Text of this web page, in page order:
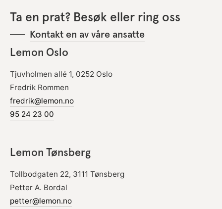
Ta en prat? Besøk eller ring oss
Kontakt en av våre ansatte
Lemon Oslo
Tjuvholmen allé 1, 0252 Oslo
Fredrik Rommen
fredrik@lemon.no
95 24 23 00
Lemon Tønsberg
Tollbodgaten 22, 3111 Tønsberg
Petter A. Bordal
petter@lemon.no